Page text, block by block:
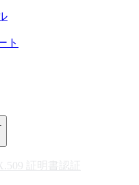
ト
証明書認証